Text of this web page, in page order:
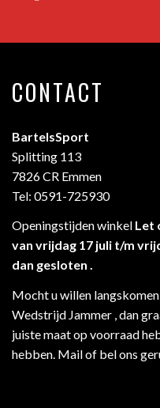
CONTACT
BartelsSport
Splitting 113
7826 CR Emmen
Tel: 0591-725930
Openingstijden winkel Let
van vrijdag 17 juli t/m
dan gesloten .
Mocht u willen
Wedstrijd Jammer , dan
juiste maat op voorraad
hebben. Mail of bel ons